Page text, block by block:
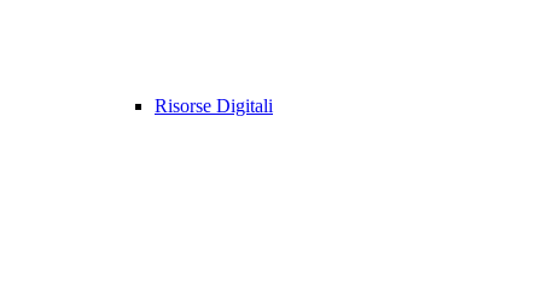
Risorse Digitali